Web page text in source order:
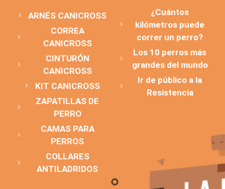
ARNÉS CANICROSS
CORREA
CANICROSS
CINTURÓN
CANICROSS
KIT CANICROSS
ZAPATILLAS DE
PERRO
CAMAS PARA
PERROS
COLLARES
ANTILADRIDOS
¿Cuántos
kilómetros puede
correr un perro?
Los 10 perros más
grandes del mundo
Ir de público a la
Resistencia